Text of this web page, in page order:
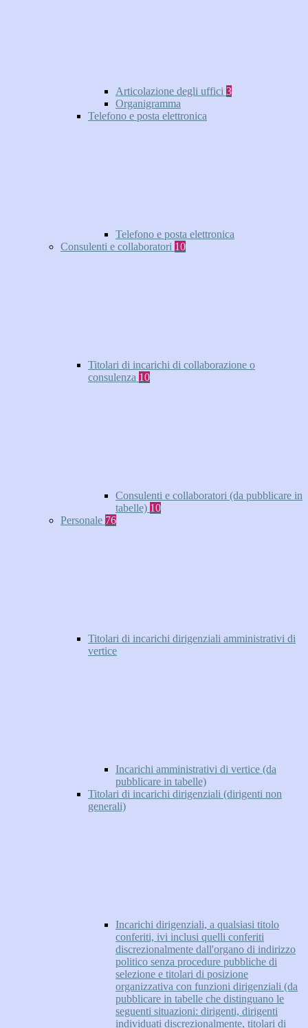
Articolazione degli uffici 3
Organigramma
Telefono e posta elettronica
Telefono e posta elettronica
Consulenti e collaboratori 10
Titolari di incarichi di collaborazione o
consulenza 10
Consulenti e collaboratori (da pubblicare in
tabelle) 10
Personale 76
Titolari di incarichi dirigenziali amministrativi di
vertice
Incarichi amministrativi di vertice (da
pubblicare in tabelle)
Titolari di incarichi dirigenziali (dirigenti non
generali)
Incarichi dirigenziali, a qualsiasi titolo
conferiti, ivi inclusi quelli conferiti
discrezionalmente dall'organo di indirizzo
politico senza procedure pubbliche di
selezione e titolari di posizione
organizzativa con funzioni dirigenziali (da
pubblicare in tabelle che distinguano le
seguenti situazioni: dirigenti, dirigenti
individuati discrezionalmente, titolari di